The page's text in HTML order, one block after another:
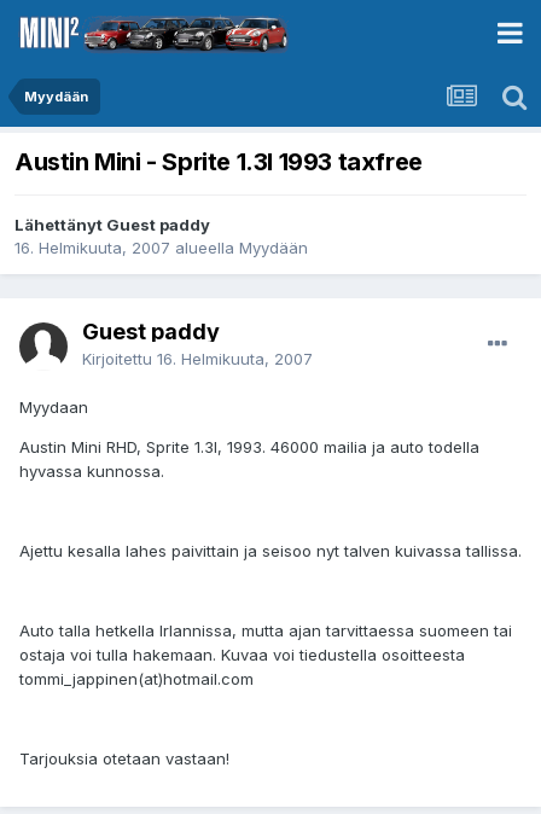
Myydään
Austin Mini - Sprite 1.3l 1993 taxfree
Lähettänyt Guest paddy
16. Helmikuuta, 2007 alueella Myydään
Guest paddy
Kirjoitettu 16. Helmikuuta, 2007
Myydaan
Austin Mini RHD, Sprite 1.3l, 1993. 46000 mailia ja auto todella
hyvassa kunnossa.
Ajettu kesalla lahes paivittain ja seisoo nyt talven kuivassa tallissa.
Auto talla hetkella Irlannissa, mutta ajan tarvittaessa suomeen tai
ostaja voi tulla hakemaan. Kuvaa voi tiedustella osoitteesta
tommi_jappinen(at)hotmail.com
Tarjouksia otetaan vastaan!